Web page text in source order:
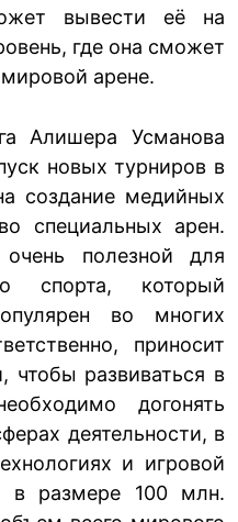
вывести её на
где она сможет
арене.
Алишера Усманова
новых турниров в
создание медийных
специальных арен.
полезной для
спорта, который
во многих
приносит
чтобы развиваться в
догонять
деятельности, в
и игровой
в размере 100 млн.